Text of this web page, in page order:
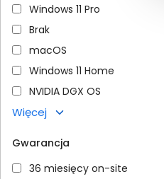
Windows 11 Pro
Windows 11 Pro
BrakBrak
macOS
macOS
Windows 11 Home
Windows 11 Home
NVIDIA DGX OS
NVIDIA DGX OS
Więcej
Gwarancja
36 miesięcy on-site
36 miesięcy on-site